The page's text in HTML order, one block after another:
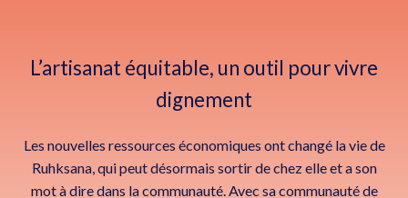
L’artisanat équitable, un outil pour vivre
dignement
Les nouvelles ressources économiques ont changé la vie de
Ruhksana, qui peut désormais sortir de chez elle et a son
mot à dire dans la communauté. Avec sa communauté de